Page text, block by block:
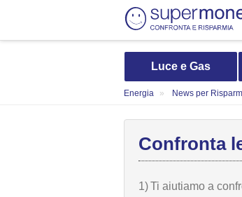
Luce e Gas
Energia News per
Confronta
1)Ti aiutiamo a